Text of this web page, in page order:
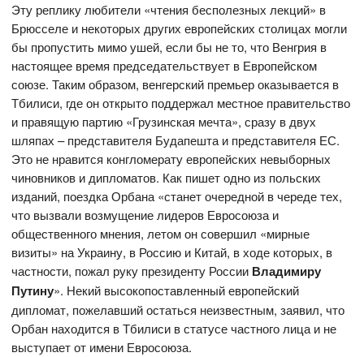
Эту реплику любители «чтения бесполезных лекций» в
Брюсселе и некоторых других европейских столицах могли
бы пропустить мимо ушей, если бы не то, что Венгрия в
настоящее время председательствует в Европейском
союзе. Таким образом, венгерский премьер оказывается в
Тбилиси, где он открыто поддержал местное правительство
и правящую партию «Грузинская мечта», сразу в двух
шляпах – представителя Будапешта и представителя ЕС.
Это не нравится конгломерату европейских невыборных
чиновников и дипломатов. Как пишет одно из польских
изданий, поездка Орбана «станет очередной в череде тех,
что вызвали возмущение лидеров Евросоюза и
общественного мнения, летом он совершил «мирные
визиты» на Украину, в Россию и Китай, в ходе которых, в
частности, пожал руку президенту России Владимиру
Путину». Некий высокопоставленный европейский
дипломат, пожелавший остаться неизвестным, заявил, что
Орбан находится в Тбилиси в статусе частного лица и не
выступает от имени Евросоюза.